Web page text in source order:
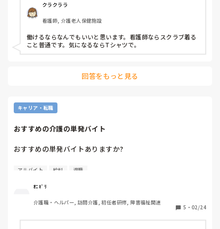
また、看護師アピールしてるみたいに思われたりしますか？
准看護師ですが全然気にせず介護の求人に応募したりしま
単発の皆さんポロシャツですらなく普通のTシャツで来たり
クラクララ
看護師, 介護老人保健施設
働けるならなんでもいいと思います。看護師ならスクラブ着る
こと普通です。気になるならTシャツで。
回答をもっと見る
キャリア・転職
おすすめの介護の単発バイト
おすすめの単発バイトありますか?
給料の締め日を考慮して3月下旬で退職予定で
4月まで無職なので仕事始まるまでなにかしたいなって
思ってます(  . .)"
アルバイト 給料 退職
ｵﾆｷﾞﾘ
介護職・ヘルパー, 訪問介護, 初任者研修, 障害福祉関連
5 ・ 02/24